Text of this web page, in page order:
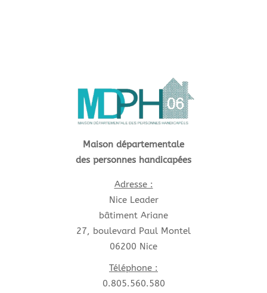
Maison départementale
des personnes handicapées
Adresse :
Nice Leader
bâtiment Ariane
27, boulevard Paul Montel
06200 Nice
Téléphone :
0.805.560.580